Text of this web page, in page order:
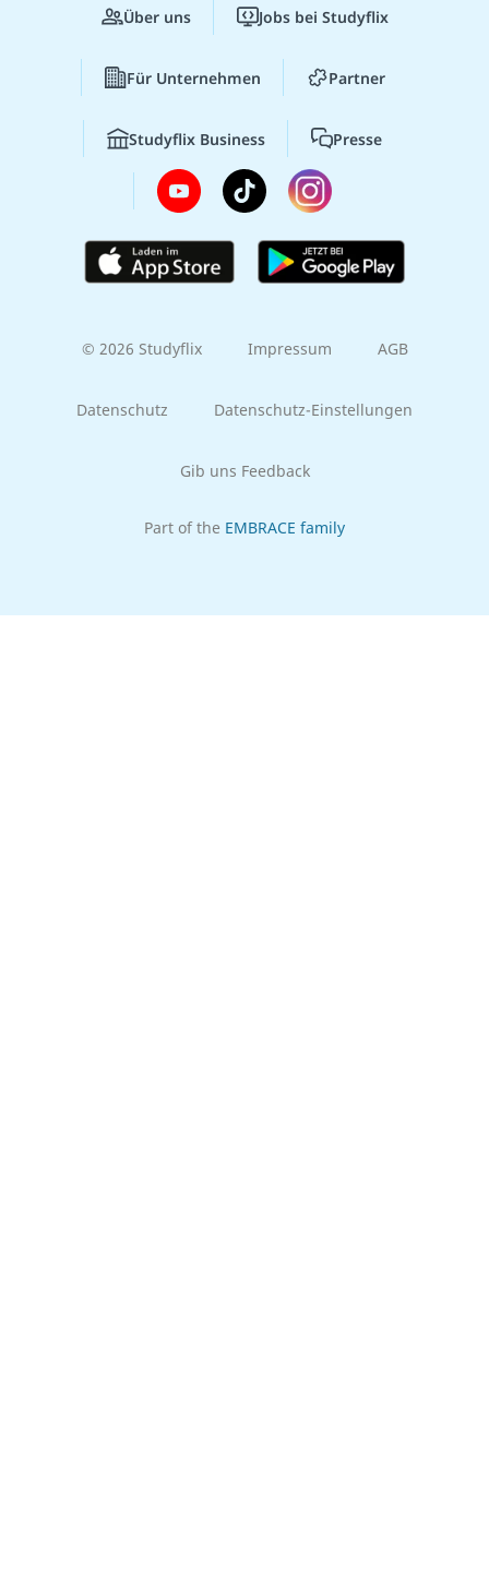
Über uns Jobs bei Studyflix
Für Unternehmen Partner
Studyflix Business Presse
© 2026 Studyflix Impressum AGB
Datenschutz Datenschutz-Einstellungen
Gib uns Feedback
Part of the EMBRACE family